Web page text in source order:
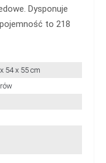
Dysponuje
to 218
54 x 55 cm